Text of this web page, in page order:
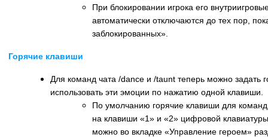
При блокировании игрока его
автоматически отключаются до тех пор,
заблокированных».
Горячие клавиши
Для команд чата /dance и /taunt теперь можно задать
использовать эти эмоции по нажатию одной клавиши.
По умолчанию горячие клавиши для
на клавиши «1» и «2» цифровой
можно во вкладке «Управление героем»